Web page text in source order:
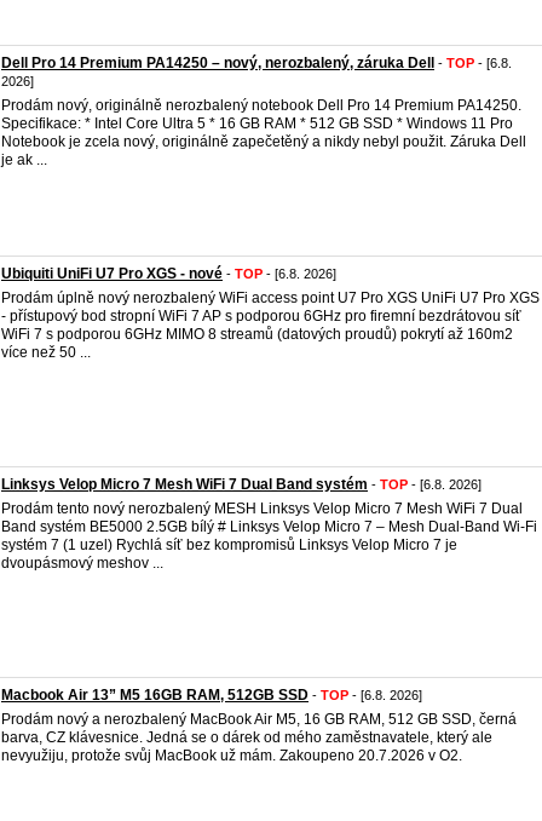
Dell Pro 14 Premium PA14250 – nový, nerozbalený, záruka Dell - TOP - [6.8.
2026]
Prodám nový, originálně nerozbalený notebook Dell Pro 14 Premium PA14250.
Specifikace: * Intel Core Ultra 5 * 16 GB RAM * 512 GB SSD * Windows 11 Pro
Notebook je zcela nový, originálně zapečetěný a nikdy nebyl použit. Záruka Dell
je ak ...
Ubiquiti UniFi U7 Pro XGS - nové - TOP - [6.8. 2026]
Prodám úplně nový nerozbalený WiFi access point U7 Pro XGS UniFi U7 Pro XGS
- přístupový bod stropní WiFi 7 AP s podporou 6GHz pro firemní bezdrátovou síť
WiFi 7 s podporou 6GHz MIMO 8 streamů (datových proudů) pokrytí až 160m2
více než 50 ...
Linksys Velop Micro 7 Mesh WiFi 7 Dual Band systém - TOP - [6.8. 2026]
Prodám tento nový nerozbalený MESH Linksys Velop Micro 7 Mesh WiFi 7 Dual
Band systém BE5000 2.5GB bílý # Linksys Velop Micro 7 – Mesh Dual-Band Wi-Fi
systém 7 (1 uzel) Rychlá síť bez kompromisů Linksys Velop Micro 7 je
dvoupásmový meshov ...
Macbook Air 13” M5 16GB RAM, 512GB SSD - TOP - [6.8. 2026]
Prodám nový a nerozbalený MacBook Air M5, 16 GB RAM, 512 GB SSD, černá
barva, CZ klávesnice. Jedná se o dárek od mého zaměstnavatele, který ale
nevyužiju, protože svůj MacBook už mám. Zakoupeno 20.7.2026 v O2.